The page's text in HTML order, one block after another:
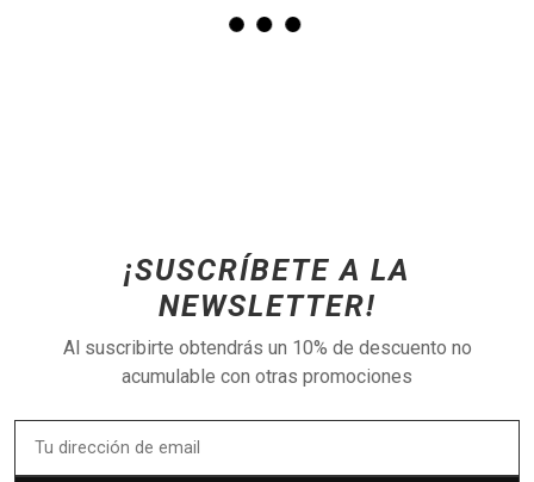
¡SUSCRÍBETE A LA
NEWSLETTER!
Al suscribirte obtendrás un 10% de descuento no
acumulable con otras promociones